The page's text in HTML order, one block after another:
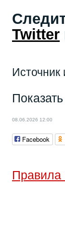
Twitter
08.06.2026 12:00
Facebook
Правила